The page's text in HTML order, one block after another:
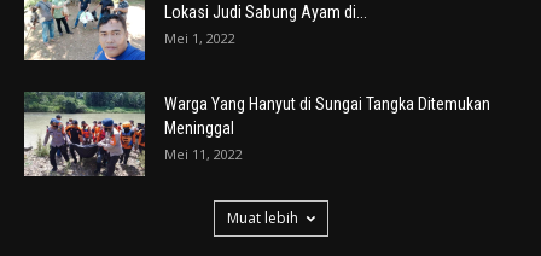
Lokasi Judi Sabung Ayam di...
Mei 1, 2022
Warga Yang Hanyut di Sungai Tangka Ditemukan
Meninggal
Mei 11, 2022
Muat lebih